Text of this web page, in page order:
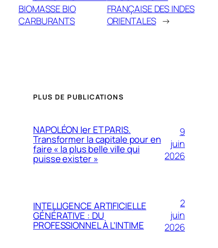
BIOMASSE BIO
CARBURANTS
FRANÇAISE DES INDES
ORIENTALES →
PLUS DE PUBLICATIONS
NAPOLÉON Ier ET PARIS.
Transformer la capitale pour en
faire « la plus belle ville qui
puisse exister »
9
juin
2026
INTELLIGENCE ARTIFICIELLE
GÉNÉRATIVE : DU
PROFESSIONNEL À L’INTIME
2
juin
2026